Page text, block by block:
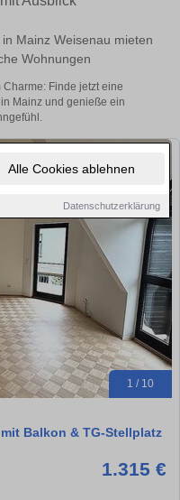
Alle Cookies ablehnen
Datenschutzerklärung
Mainz Weisenau mieten
Wohnungen
Finde jetzt eine
Mainz und genieße ein
1 / 10
Balkon & TG-Stellplatz
1.315 €